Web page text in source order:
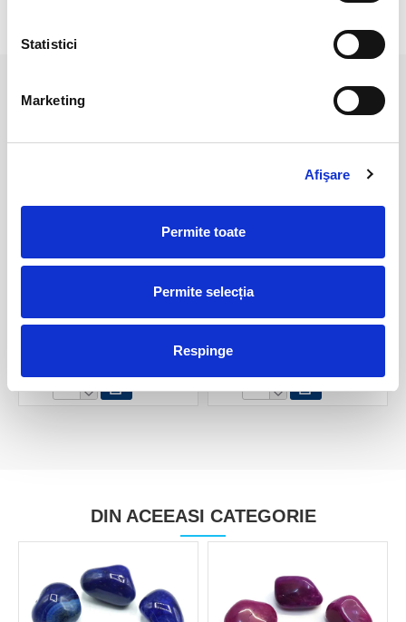
Statistici
Marketing
Afişare
Permite toate
Permite selecția
Respinge
PRODUSE ASEMANATOARE
Sfera agat natural
Sfera agat unicat m05
DIN ACEEASI CATEGORIE